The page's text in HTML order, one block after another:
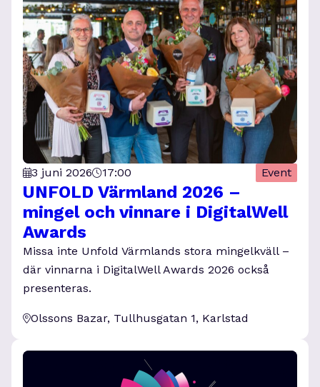
3 juni 2026 17:00 Event
UNFOLD Värmland 2026 –
mingel och vinnare i DigitalWell
Awards
Missa inte Unfold Värmlands stora mingelkväll –
där vinnarna i DigitalWell Awards 2026 också
presenteras.
Olssons Bazar, Tullhusgatan 1, Karlstad